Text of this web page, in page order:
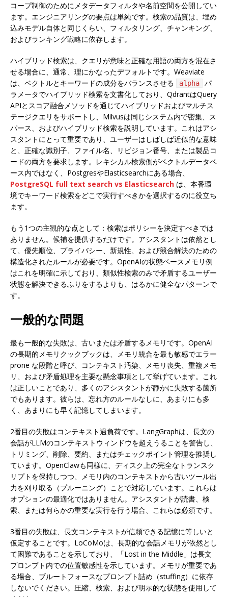
コープ制御のためにメタデータフィルタや名前空間を公開してい
ます。エンジニアリングの要点は単純です。検索の品質は、埋め
込みモデル自体と同じくらい、フィルタリング、チャンキング、
およびランキング戦略に依存します。
ハイブリッド検索は、クエリが意味と正確な用語の両方を混在さ
せる場合に、通常、理にかなったデフォルトです。Weaviate
は、ベクトルとキーワードの成分をバランスさせる
alpha
パ
ラメータでハイブリッド検索を文書化しており、QdrantはQuery
APIとスコア融合メソッドを通じてハイブリッドおよびマルチス
テージクエリをサポートし、Milvusは同じシステム内で密集、ス
パース、およびハイブリッド検索を説明しています。これはアシ
スタントにとって重要であり、ユーザーはしばしば近似的な意味
と、正確な識別子、ファイル名、リビジョン番号、または製品コ
ードの両方を要求します。レキシカル検索側がベクトルデータベ
ース内ではなく、PostgresやElasticsearchにある場合、
PostgreSQL full text search vs Elasticsearch は、本番環
境でキーワード検索をどこで実行すべきかを選択するのに役立ち
ます。
もう1つの主観的な点として：検索はポリシーを決定すべきでは
ありません。候補を提供するだけです。アシスタントは依然とし
て、優先順位、プライバシー、新規性、および競合解決のための
構造化されたルールが必要です。OpenAIの状態ベースメモリ例
はこれを明確に示しており、類似性検索のみで矛盾するユーザー
状態を解決できるふりをするよりも、はるかに健全なパターンで
す。
一般的な問題
最も一般的な失敗は、古いまたは矛盾するメモリです。OpenAI
の長期的メモリクックブックは、メモリ統合を最も敏感でエラー
prone な段階と呼び、コンテキスト汚染、メモリ喪失、重複メモ
リ、および矛盾処理を主要な懸念事項として挙げています。これ
は正しいことであり、多くのアシスタントが静かに失敗する箇所
でもあります。彼らは、忘れ方のルールなしに、あまりにも多
く、あまりにも早く記憶してしまいます。
2番目の失敗はコンテキスト過負荷です。LangGraphは、長文の
会話がLLMのコンテキストウィンドウを超えうることを警告し、
トリミング、削除、要約、またはチェックポイント管理を推奨し
ています。OpenClawも同様に、ディスク上の完全なトランスク
リプトを保持しつつ、メモリ内のコンテキストから古いツール出
力を刈り取る（プルーニング）ことで対応しています。これらは
オプションの最適化ではありません。アシスタントが読書、検
索、または何らかの重要な実行を行う場合、これらは必須です。
3番目の失敗は、長文コンテキストが信頼できる記憶に等しいと
仮定することです。LoCoMoは、長期的な会話メモリが依然とし
て困難であることを示しており、「Lost in the Middle」は長文
プロンプト内での位置敏感性を示しています。メモリが重要であ
る場合、ブルートフォースなプロンプト詰め（stuffing）に依存
しないでください。圧縮、検索、および明示的な状態を使用して